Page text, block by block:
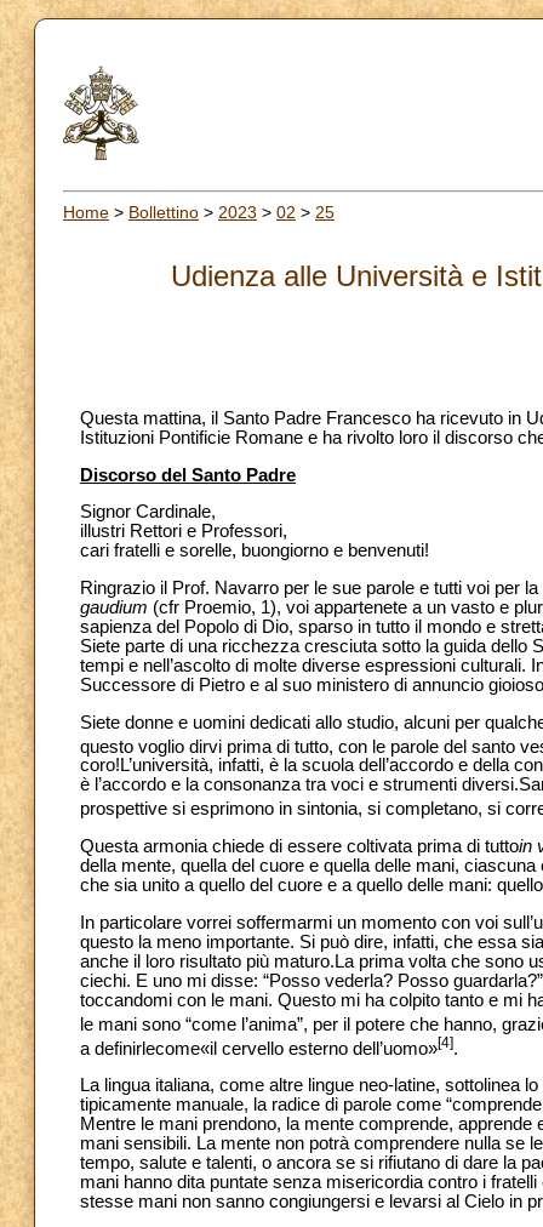
Home > Bollettino > 2023 > 02 > 25
Udienza alle Università e
Questa mattina, il Santo Padre Francesco ha ricevuto in
Istituzioni Pontificie Romane e ha rivolto loro il discorso
Discorso del Santo Padre
Signor Cardinale,
illustri Rettori e Professori,
cari fratelli e sorelle, buongiorno e benvenuti!
Ringrazio il Prof. Navarro per le sue parole e tutti voi per
gaudium (cfr Proemio, 1), voi appartenete a un vasto e
sapienza del Popolo di Dio, sparso in tutto il mondo e
Siete parte di una ricchezza cresciuta sotto la guida dello
tempi e nell’ascolto di molte diverse espressioni
Successore di Pietro e al suo ministero di annuncio
Siete donne e uomini dedicati allo studio, alcuni per
questo voglio dirvi prima di tutto, con le parole del santo
coro!L’università, infatti, è la scuola dell’accordo e della
è l’accordo e la consonanza tra voci e strumenti
prospettive si esprimono in sintonia, si completano, si
Questa armonia chiede di essere coltivata prima di tuttoin
della mente, quella del cuore e quella delle mani,
che sia unito a quello del cuore e a quello delle mani:
In particolare vorrei soffermarmi un momento con voi
questo la meno importante. Si può dire, infatti, che essa
anche il loro risultato più maturo.La prima volta che sono
ciechi. E uno mi disse: “Posso vederla? Posso
toccandomi con le mani. Questo mi ha colpito tanto e mi
le mani sono “come l’anima”, per il potere che hanno,
a definirlecome«il cervello esterno dell’uomo»[4].
La lingua italiana, come altre lingue neo-latine, sottolinea
tipicamente manuale, la radice di parole come
Mentre le mani prendono, la mente comprende,
mani sensibili. La mente non potrà comprendere nulla se
tempo, salute e talenti, o ancora se si rifiutano di dare la
mani hanno dita puntate senza misericordia contro i
stesse mani non sanno congiungersi e levarsi al Cielo in